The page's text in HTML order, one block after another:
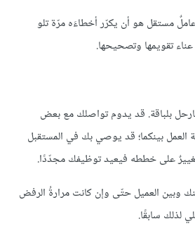
مستقل هو أن يكرّر أخطاءَه مرّة تلو
تقويمها وتصحيحها.
بلباقة. قد يدوم تواصلك مع بعض
العمل بينكما؛ قد يوصي بك في المستقبل
على خططه فيعيد توظيفك مجدّدًا.
وبين العميل حتّى وإن كانت مرارةُ الرفض
لذلك سابقًا.